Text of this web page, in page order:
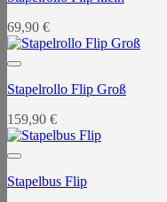
69,90 €
Stapelrollo Flip Groß
159,90 €
Stapelbus Flip